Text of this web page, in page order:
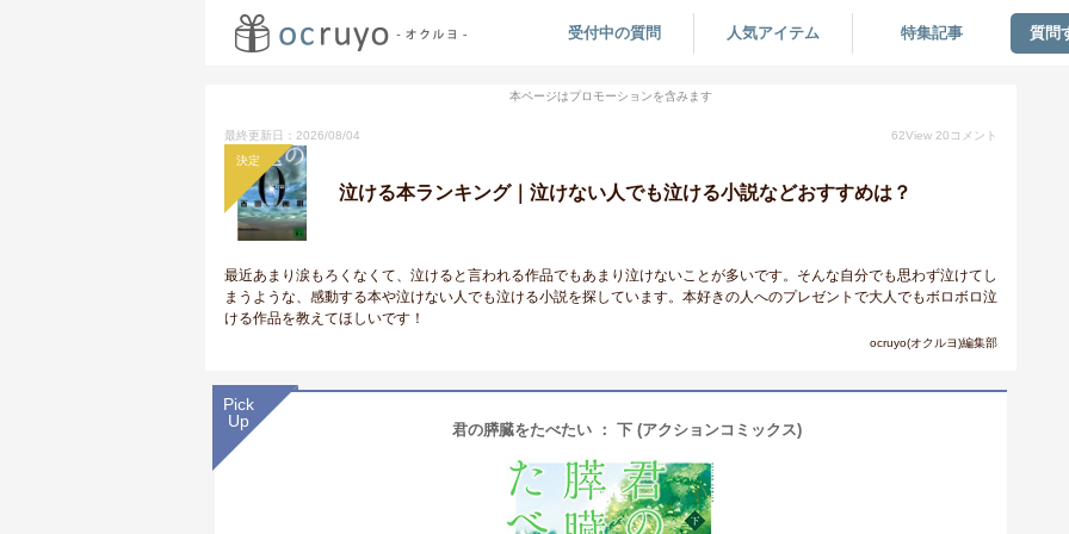
受付中の質問 人気アイテム 特集記事 質問
本ページはプロモーションを含みます
最終更新日：2026/08/04 62View 20 コメント
決定
泣ける本ランキング｜泣けない人でも泣ける小説などおすすめは？
最近あまり涙もろくなくて、泣けると言われる作品でもあまり泣けないことが多いです。そんな自分でも思わず泣けてし
まうような、感動する本や泣けない人でも泣ける小説を探しています。本好きの人へのプレゼントで大人でもボロボロ泣
ける作品を教えてほしいです！
ocruyo(オクルヨ)編集部
Pick
Up
君の膵臓をたべたい ： 下 (アクションコミックス)